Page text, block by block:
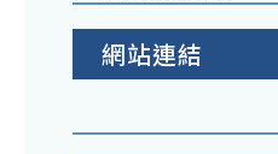
網站連結